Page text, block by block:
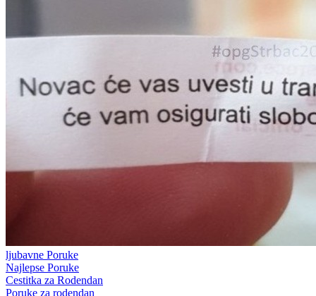
ljubavne Poruke
Najlepse Poruke
Cestitka za Rodendan
Poruke za rodendan